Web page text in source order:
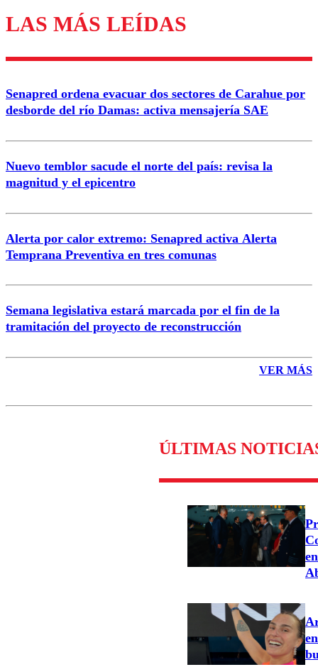
Los comentarios son moderados para garantizar un
diálogo respetuoso.
Correo
LAS MÁS LEÍDAS
Senapred ordena evacuar dos sectores de Carahue por
desborde del río Damas: activa mensajería SAE
Nuevo temblor sacude el norte del país: revisa la
magnitud y el epicentro
Alerta por calor extremo: Senapred activa Alerta
Temprana Preventiva en tres comunas
Semana legislativa estará marcada por el fin de la
tramitación del proyecto de reconstrucción
VER MÁS
ÚLTIMAS